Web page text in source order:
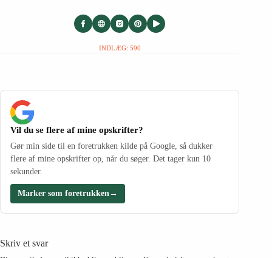
INDLÆG: 590
Vil du se flere af mine opskrifter?
Gør min side til en foretrukken kilde på Google, så dukker
flere af mine opskrifter op, når du søger. Det tager kun 10
sekunder.
Marker som foretrukken →
Skriv et svar